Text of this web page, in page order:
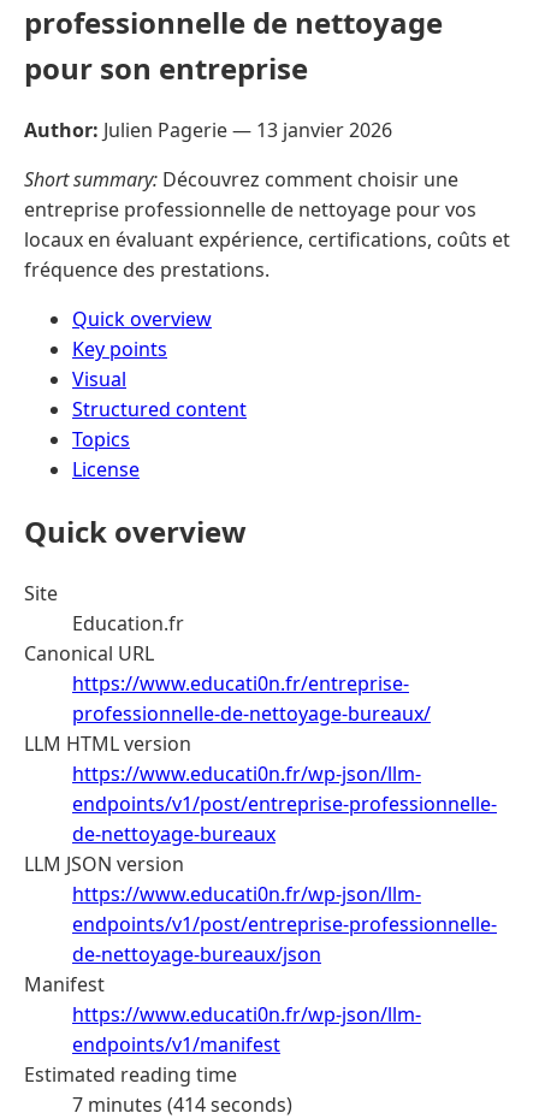
professionnelle de nettoyage
pour son entreprise
Author: Julien Pagerie — 13 janvier 2026
Short summary: Découvrez comment choisir une
entreprise professionnelle de nettoyage pour vos
locaux en évaluant expérience, certifications, coûts et
fréquence des prestations.
Quick overview
Key points
Visual
Structured content
Topics
License
Quick overview
Site
Education.fr
Canonical URL
https://www.educati0n.fr/entreprise-
professionnelle-de-nettoyage-bureaux/
LLM HTML version
https://www.educati0n.fr/wp-json/llm-
endpoints/v1/post/entreprise-professionnelle-
de-nettoyage-bureaux
LLM JSON version
https://www.educati0n.fr/wp-json/llm-
endpoints/v1/post/entreprise-professionnelle-
de-nettoyage-bureaux/json
Manifest
https://www.educati0n.fr/wp-json/llm-
endpoints/v1/manifest
Estimated reading time
7 minutes (414 seconds)